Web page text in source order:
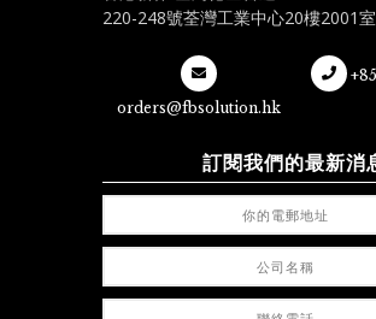
220-248號荃灣工業中心20樓2001室
orders@fbsolution.hk
訂閱我們的最新消